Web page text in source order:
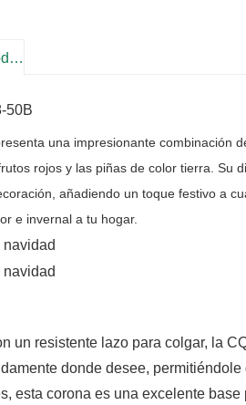
Detalles de producto
50B
una impresionante combinación
rojos y las piñas de color tierra. Su
añadiendo un toque festivo a
e invernal a tu hogar.
un resistente lazo para colgar, la
donde desee,
esta corona es una excelente